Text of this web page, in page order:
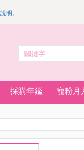
明 。
採購年鑑 寵粉月